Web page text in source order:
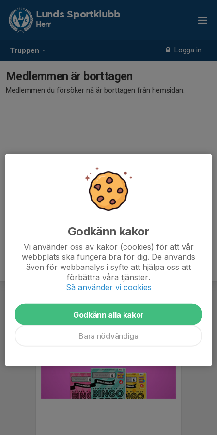
Truppen Logga in
Lunds Sportklubb
Herr
Medlemmen är borttagen
Medlemmen du försöker nå är borttagen från hemsidan.
Godkänn kakor
Vi använder oss av kakor (cookies) för att vår
webbplats ska fungera bra för dig. De används
även för webbanalys i syfte att hjälpa oss att
förbättra våra tjänster.
Så använder vi cookies
Godkänn alla kakor
Bara nödvändiga